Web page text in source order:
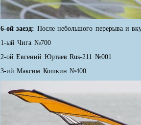
6-ой заезд: После небольшого перерыва и
1-ый Чига №700
2-ой Евгений Юртаев Rus-211 №001
3-ий Максим Кошкин №400